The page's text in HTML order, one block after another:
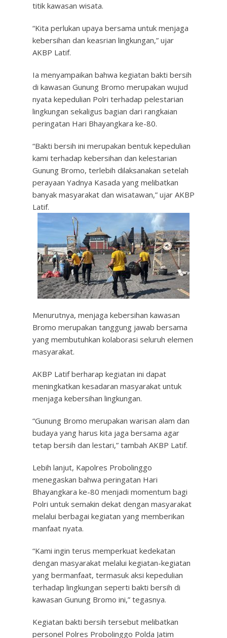
titik kawasan wisata.
“Kita perlukan upaya bersama untuk menjaga
kebersihan dan keasrian lingkungan,” ujar
AKBP Latif.
Ia menyampaikan bahwa kegiatan bakti bersih
di kawasan Gunung Bromo merupakan wujud
nyata kepedulian Polri terhadap pelestarian
lingkungan sekaligus bagian dari rangkaian
peringatan Hari Bhayangkara ke-80.
“Bakti bersih ini merupakan bentuk kepedulian
kami terhadap kebersihan dan kelestarian
Gunung Bromo, terlebih dilaksanakan setelah
perayaan Yadnya Kasada yang melibatkan
banyak masyarakat dan wisatawan,” ujar AKBP
Latif.
Menurutnya, menjaga kebersihan kawasan
Bromo merupakan tanggung jawab bersama
yang membutuhkan kolaborasi seluruh elemen
masyarakat.
AKBP Latif berharap kegiatan ini dapat
meningkatkan kesadaran masyarakat untuk
menjaga kebersihan lingkungan.
“Gunung Bromo merupakan warisan alam dan
budaya yang harus kita jaga bersama agar
tetap bersih dan lestari,” tambah AKBP Latif.
Lebih lanjut, Kapolres Probolinggo
menegaskan bahwa peringatan Hari
Bhayangkara ke-80 menjadi momentum bagi
Polri untuk semakin dekat dengan masyarakat
melalui berbagai kegiatan yang memberikan
manfaat nyata.
“Kami ingin terus memperkuat kedekatan
dengan masyarakat melalui kegiatan-kegiatan
yang bermanfaat, termasuk aksi kepedulian
terhadap lingkungan seperti bakti bersih di
kawasan Gunung Bromo ini,” tegasnya.
Kegiatan bakti bersih tersebut melibatkan
personel Polres Probolinggo Polda Jatim